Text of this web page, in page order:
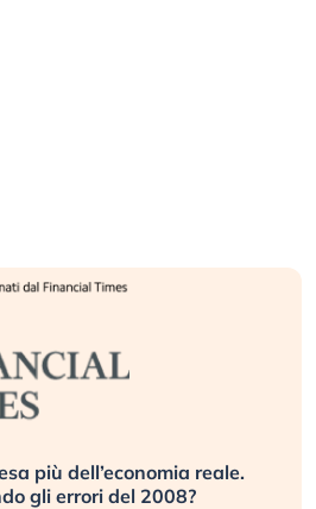
più dell’economia reale.
gli errori del 2008?